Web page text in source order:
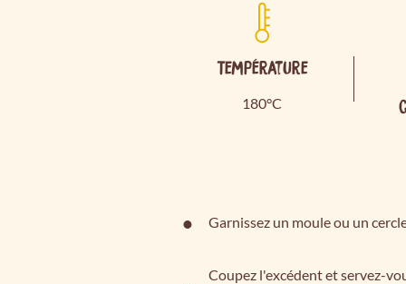
Température
180°C
Garnissez un moule ou un
Coupez l'excédent et servez-